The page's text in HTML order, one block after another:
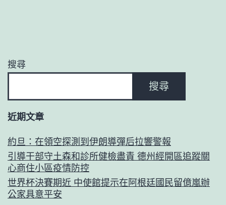
搜尋
搜尋
近期文章
約旦：在領空探測到伊朗導彈后拉響警報
引導干部守土森和診所健檢盡責 德州經開區追蹤關
心商住小區疫情防控
世界杯決賽期近 中使館提示在阿根廷國民留億嵐辦
公家具意平安